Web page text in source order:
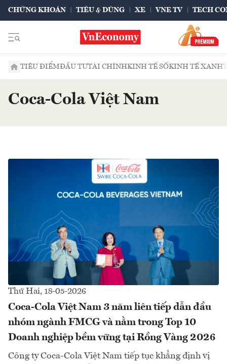
CHỨNG KHOÁN TIÊU & DÙNG XE VNE TV TECH
TIÊU ĐIỂMĐẦU TƯTÀI CHÍNHKINH TẾ SỐKINH TẾ XANH
Coca-Cola Việt Nam
Thứ Hai, 18-05-2026
Coca-Cola Việt Nam 3 năm liên tiếp dẫn đầu
nhóm ngành FMCG và nằm trong Top 10
Doanh nghiệp bềm vững tại Rồng Vàng 2026
Công ty Coca-Cola Việt Nam tiếp tục khẳng định vị